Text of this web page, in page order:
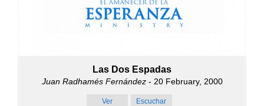
Las Dos Espadas
Juan Radhamés Fernández- 20 February, 2000
Ver Escuchar